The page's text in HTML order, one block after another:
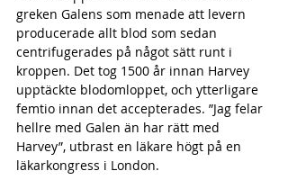
greken Galens som menade att levern
producerade allt blod som sedan
centrifugerades på något sätt runt i
kroppen. Det tog 1500 år innan Harvey
upptäckte blodomloppet, och ytterligare
femtio innan det accepterades. ”Jag felar
hellre med Galen än har rätt med
Harvey”, utbrast en läkare högt på en
läkarkongress i London.